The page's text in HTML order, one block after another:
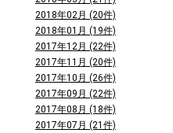
2018年02月 (20件)
2018年01月 (19件)
2017年12月 (22件)
2017年11月 (20件)
2017年10月 (26件)
2017年09月 (22件)
2017年08月 (18件)
2017年07月 (21件)